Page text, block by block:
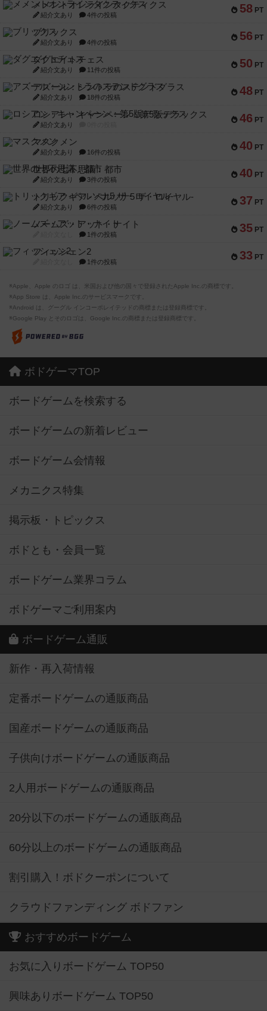
58 PT
メメントオンラインタクティクス
紹介文あり 4件の投稿
56 PT
ブリックス
紹介文あり 4件の投稿
50 PT
ダグエイトチェス
紹介文あり 11件の投稿
48 PT
アズール：シントラのステンドグラス
紹介文あり 18件の投稿
46 PT
ロシアン・キャンペーン：第5版デラックス
紹介文あり
40 PT
マスクメン
紹介文あり 16件の投稿
40 PT
世界の七不思議：都市
紹介文あり 3件の投稿
37 PT
トリックギア - ペルソナ5 ザ・ロイヤル-
紹介文あり 6件の投稿
35 PT
ノームズ・アット・ナイト
1件の投稿
33 PT
フィッシェン2
1件の投稿
※Apple、Apple のロゴ は、米国および他の国々で登録されたApple Inc.の商標です。
※App Store は、Apple Inc.のサービスマークです。
※Android は、グーグル インコーポレイテッドの商標または登録商標です。
※Google Play とそのロゴは、Google Inc.の商標または登録商標です。
ボドゲーマTOP
ボードゲームを検索する
ボードゲームの新着レビュー
ボードゲーム会情報
メカニクス特集
掲示板・トピックス
ボドとも・会員一覧
ボードゲーム業界コラム
ボドゲーマご利用案内
ボードゲーム通販
新作・再入荷情報
定番ボードゲームの通販商品
国産ボードゲームの通販商品
子供向けボードゲームの通販商品
2人用ボードゲームの通販商品
20分以下のボードゲームの通販商品
60分以上のボードゲームの通販商品
割引購入！ボドクーポンについて
クラウドファンディング ボドファン
おすすめボードゲーム
お気に入りボードゲーム TOP50
興味ありボードゲーム TOP50